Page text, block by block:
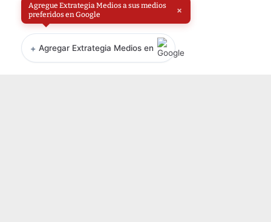
Agregue Extrategia Medios a sus medios
preferidos en Google
×
+ Agregar Extrategia Medios en